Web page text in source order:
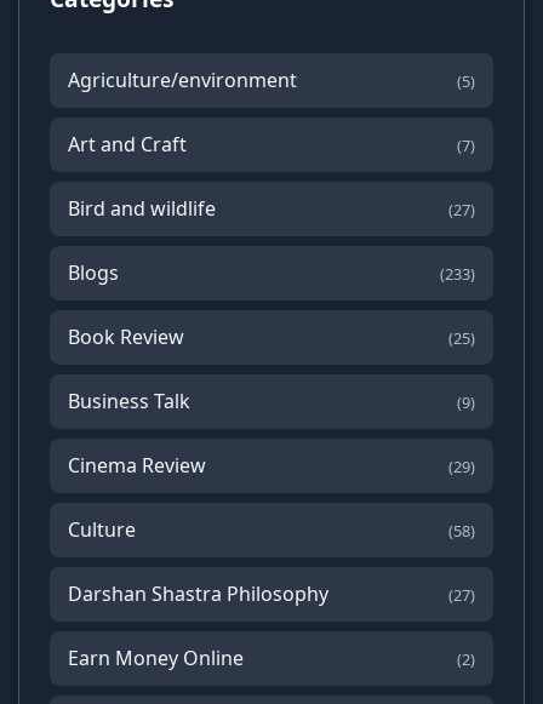
Agriculture/environment (5)
Art and Craft (7)
Bird and wildlife (27)
Blogs (233)
Book Review (25)
Business Talk (9)
Cinema Review (29)
Culture (58)
Darshan Shastra Philosophy (27)
Earn Money Online (2)